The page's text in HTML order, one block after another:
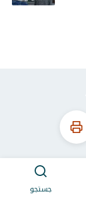
جستجو
این
صفحه